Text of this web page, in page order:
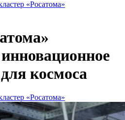
«Росатома»
космоса
«Росатома»